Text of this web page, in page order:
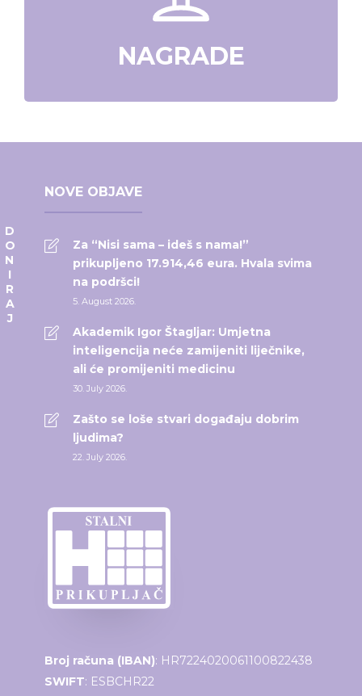
NAGRADE
NOVE OBJAVE
Za “Nisi sama – ideš s nama!”
prikupljeno 17.914,46 eura. Hvala svima
na podršci!
5. August 2026.
Akademik Igor Štagljar: Umjetna
inteligencija neće zamijeniti liječnike,
ali će promijeniti medicinu
30. July 2026.
Zašto se loše stvari događaju dobrim
ljudima?
22. July 2026.
Broj računa (IBAN): HR7224020061100822438
SWIFT: ESBCHR22
DONIRAJ